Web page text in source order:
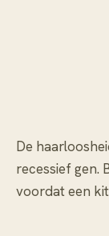
De
recessief gen.
voordat een